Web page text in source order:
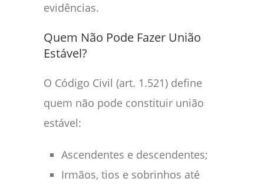
evidências.
Quem Não Pode Fazer União
Estável?
O Código Civil (art. 1.521) define
quem não pode constituir união
estável:
Ascendentes e descendentes;
Irmãos, tios e sobrinhos até